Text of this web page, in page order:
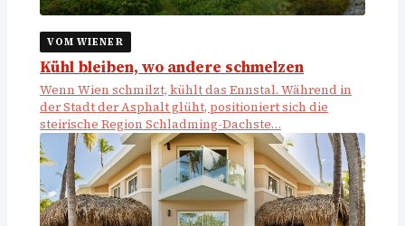
VOM WIENER
Kühl bleiben, wo andere schmelzen
Wenn Wien schmilzt, kühlt das Ennstal. Während in
der Stadt der Asphalt glüht, positioniert sich die
steirische Region Schladming-Dachste…